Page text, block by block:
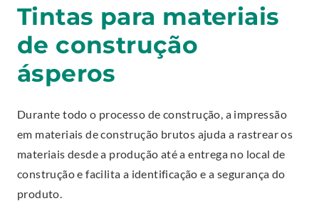
Tintas para materiais
de construção
ásperos
Durante todo o processo de construção, a impressão
em materiais de construção brutos ajuda a rastrear os
materiais desde a produção até a entrega no local de
construção e facilita a identificação e a segurança do
produto.